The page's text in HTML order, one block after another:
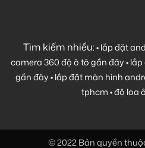
Tìm kiếm nhiều:•lắp đặt
camera 360 độ ô tô gần đây•lắp
gần đây•lắp đặt màn hình
tphcm•độ loa
© 2022 Bản quyền